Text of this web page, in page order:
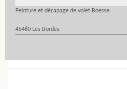
Peinture et décapage de volet Boesse
45460 Les Bordes